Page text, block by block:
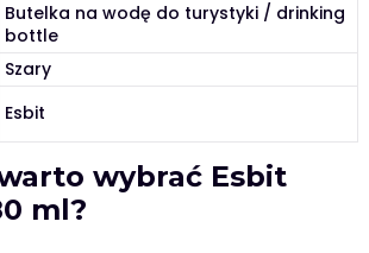
Butelka na wodę do turystyki / drinking
bottle
Szary
Esbit
wybrać Esbit
ml?